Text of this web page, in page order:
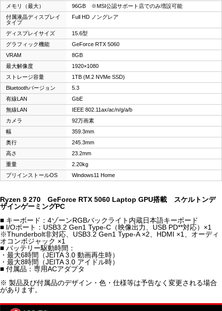
メモリ（最大）
96GB ※MSI公認サポート店でのみ増設可能
付属液晶ディスプレイ
タイプ
Full HD ノングレア
ディスプレイサイズ
15.6型
グラフィック機能
GeForce RTX 5060
VRAM
8GB
最大解像度
1920×1080
ストレージ容量
1TB (M.2 NVMe SSD)
Bluetoothバージョン
5.3
有線LAN
GbE
無線LAN
IEEE 802.11ax/ac/n/g/a/b
カメラ
92万画素
幅
359.3mm
奥行
245.3mm
高さ
23.2mm
重量
2.20kg
プリインストールOS
Windows11 Home
Ryzen 9 270 GeForce RTX 5060 Laptop GPU搭載 スケルトンデ
ザインゲーミングPC
■ キーボード：4ゾーンRGBバックライト内蔵日本語キーボード
■ I/Oポート：USB3.2 Gen1 Type-C（映像出力、USB PD**対応）×1
※Thunderbolt非対応、USB3.2 Gen1 Type-A ×2、HDMI ×1、オーディ
オコンボジャック ×1
■ バッテリー駆動時間：
・最大6時間（JEITA 3.0 動画再生時）
・最大8時間（JEITA 3.0 アイドル時）
■ 付属品：専用ACアダプタ
※ 製品及び付属品のデザイン・色・仕様等は予告なく変更される場合
があります。